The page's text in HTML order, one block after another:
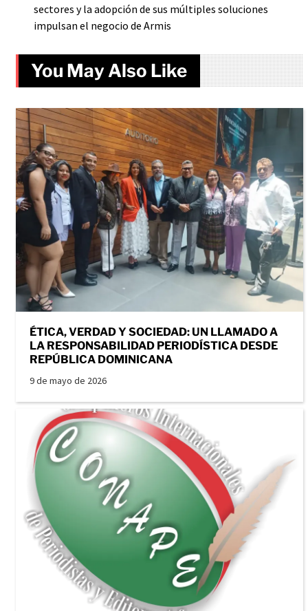
sectores y la adopción de sus múltiples soluciones
impulsan el negocio de Armis
You May Also Like
ÉTICA, VERDAD Y SOCIEDAD: UN LLAMADO A
LA RESPONSABILIDAD PERIODÍSTICA DESDE
REPÚBLICA DOMINICANA
9 de mayo de 2026